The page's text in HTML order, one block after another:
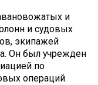
и
и судовых
экипажей
Он был учрежден
по
операций.